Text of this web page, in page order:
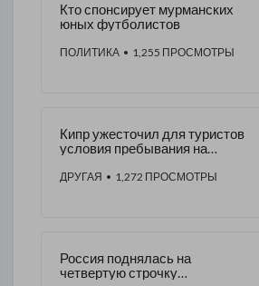
Кто спонсирует мурманских
юных футболистов
ПОЛИТИКА • 1,255 ПРОСМОТРЫ
Кипр ужесточил для туристов
условия пребывания на
ДРУГАЯ • 1,272 ПРОСМОТРЫ
Россия поднялась на
четвертую строчку